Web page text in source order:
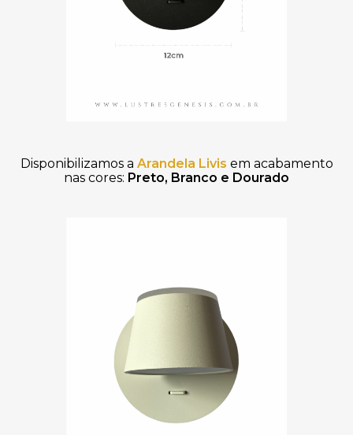
Disponibilizamos a Arandela Livis em acabamento
nas cores: Preto, Branco e Dourado